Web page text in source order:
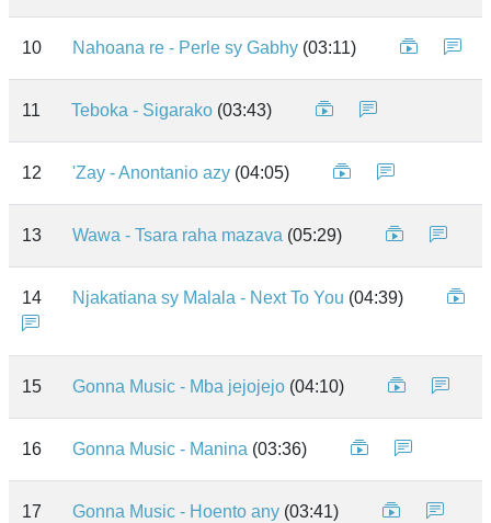
10 Nahoana re - Perle sy Gabhy (03:11)
11 Teboka - Sigarako (03:43)
12 'Zay - Anontanio azy (04:05)
13 Wawa - Tsara raha mazava (05:29)
14 Njakatiana sy Malala - Next To You (04:39)
15 Gonna Music - Mba jejojejo (04:10)
16 Gonna Music - Manina (03:36)
17 Gonna Music - Hoento any (03:41)